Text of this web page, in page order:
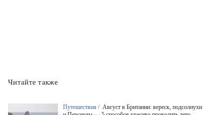
Читайте также
Путешествия / Август в Британии: вереск, подсолнухи